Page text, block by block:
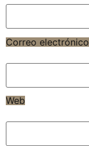
Correo electrónico
Web